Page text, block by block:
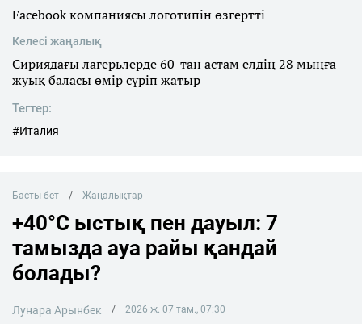
Facebook компаниясы логотипін өзгертті
Келесі жаңалық
Сириядағы лагерьлерде 60-тан астам елдің 28 мыңға
жуық балаcы өмір сүріп жатыр
Тегтер:
#Италия
Басты бет Жаңалықтар
+40°C ыстық пен дауыл: 7
тамызда ауа райы қандай
болады?
Лунара Арынбек 2026 ж. 07 там., 07:30